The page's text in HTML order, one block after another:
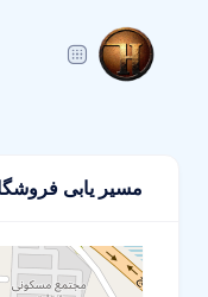
مسیر یابی